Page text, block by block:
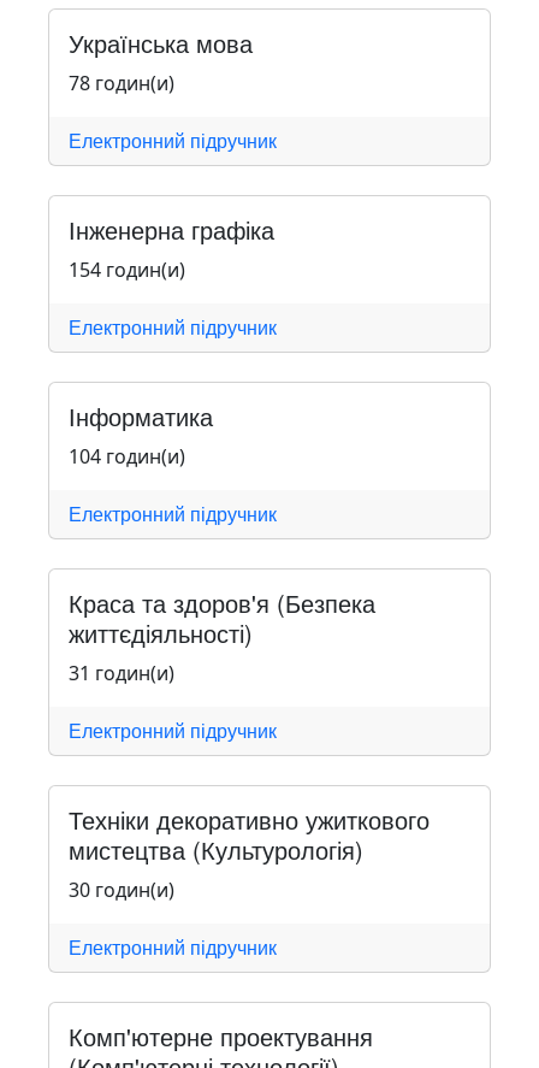
Українська мова
78 годин(и)
Електронний підручник
Інженерна графіка
154 годин(и)
Електронний підручник
Інформатика
104 годин(и)
Електронний підручник
Краса та здоров'я (Безпека
життєдіяльності)
31 годин(и)
Електронний підручник
Техніки декоративно ужиткового
мистецтва (Культурологія)
30 годин(и)
Електронний підручник
Комп'ютерне проектування